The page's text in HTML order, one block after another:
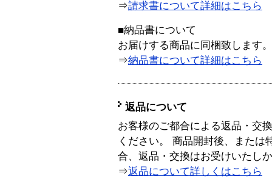
⇒請求書について詳細はこちら
■納品書について
お届けする商品に同梱致します。
⇒納品書について詳細はこちら
返品について
お客様のご都合による返品・交
ください。 商品開封後、または
合、返品・交換はお受けいたし
⇒返品について詳しくはこちら